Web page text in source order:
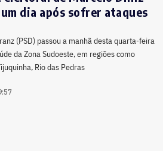
dia após sofrer ataques
(PSD) passou a manhã desta quarta-feira
da Zona Sudoeste, em regiões como
Rio das Pedras